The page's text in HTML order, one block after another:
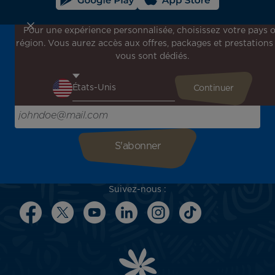
Inscrivez-vous à notre newsletter !
Recevez en avant-première toutes nos offres spéciales et
l'inspiration pour votre prochain voyage !
Saisissez votre adresse e-mail ici
Suivez-nous :
Pour une expérience personnalisée, choisissez votre pays
région. Vous aurez accès aux offres, packages et prestations
vous sont dédiés.